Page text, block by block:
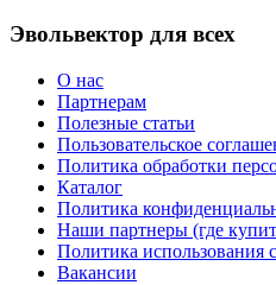
Эвольвектор для всех
О нас
Партнерам
Полезные статьи
Пользовательское
Политика обработки
Каталог
Политика
Наши партнеры (где
Политика использования
Вакансии